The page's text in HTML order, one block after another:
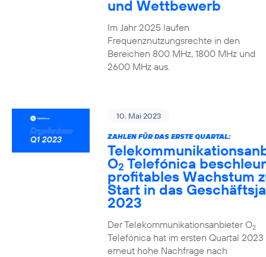
und Wettbewerb
Im Jahr 2025 laufen
Frequenznutzungsrechte in den
Bereichen 800 MHz, 1800 MHz und
2600 MHz aus.
10. Mai 2023
ZAHLEN FÜR DAS ERSTE QUARTAL:
O2 Telefónica
profitables Wachstum
Start in das
2023
Der Telekommunikationsanbieter O2
Telefónica hat im ersten Quartal 2023
erneut hohe Nachfrage nach